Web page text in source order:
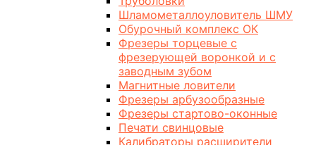
Шламометаллоуловитель ШМУ
Обурочный комплекс ОК
Фрезеры торцевые с
фрезерующей воронкой и с
заводным зубом
Магнитные ловители
Фрезеры арбузообразные
Фрезеры стартово-оконные
Печати свинцовые
Калибраторы расширители